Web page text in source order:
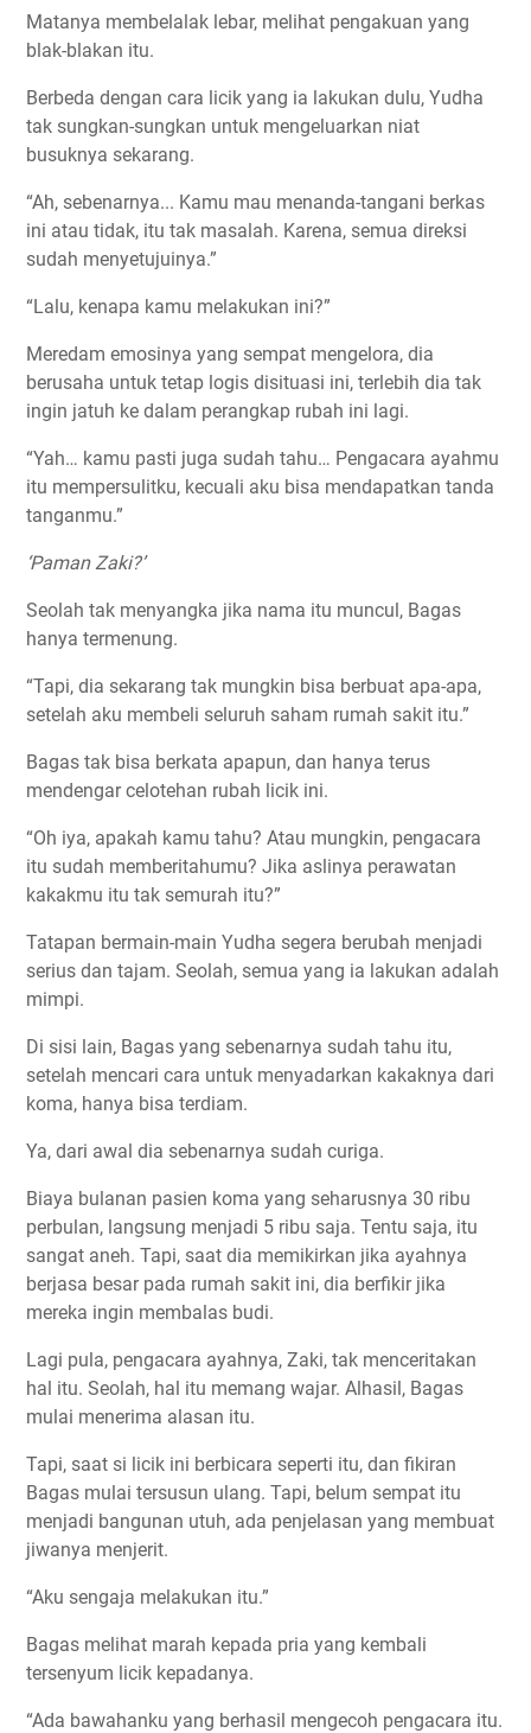
Matanya membelalak lebar, melihat pengakuan yang
blak-blakan itu.
Berbeda dengan cara licik yang ia lakukan dulu, Yudha
tak sungkan-sungkan untuk mengeluarkan niat
busuknya sekarang.
“Ah, sebenarnya... Kamu mau menanda-tangani berkas
ini atau tidak, itu tak masalah. Karena, semua direksi
sudah menyetujuinya.”
“Lalu, kenapa kamu melakukan ini?”
Meredam emosinya yang sempat mengelora, dia
berusaha untuk tetap logis disituasi ini, terlebih dia tak
ingin jatuh ke dalam perangkap rubah ini lagi.
“Yah… kamu pasti juga sudah tahu… Pengacara ayahmu
itu mempersulitku, kecuali aku bisa mendapatkan tanda
tanganmu.”
‘Paman Zaki?’
Seolah tak menyangka jika nama itu muncul, Bagas
hanya termenung.
“Tapi, dia sekarang tak mungkin bisa berbuat apa-apa,
setelah aku membeli seluruh saham rumah sakit itu.”
Bagas tak bisa berkata apapun, dan hanya terus
mendengar celotehan rubah licik ini.
“Oh iya, apakah kamu tahu? Atau mungkin, pengacara
itu sudah memberitahumu? Jika aslinya perawatan
kakakmu itu tak semurah itu?”
Tatapan bermain-main Yudha segera berubah menjadi
serius dan tajam. Seolah, semua yang ia lakukan adalah
mimpi.
Di sisi lain, Bagas yang sebenarnya sudah tahu itu,
setelah mencari cara untuk menyadarkan kakaknya dari
koma, hanya bisa terdiam.
Ya, dari awal dia sebenarnya sudah curiga.
Biaya bulanan pasien koma yang seharusnya 30 ribu
perbulan, langsung menjadi 5 ribu saja. Tentu saja, itu
sangat aneh. Tapi, saat dia memikirkan jika ayahnya
berjasa besar pada rumah sakit ini, dia berfikir jika
mereka ingin membalas budi.
Lagi pula, pengacara ayahnya, Zaki, tak menceritakan
hal itu. Seolah, hal itu memang wajar. Alhasil, Bagas
mulai menerima alasan itu.
Tapi, saat si licik ini berbicara seperti itu, dan fikiran
Bagas mulai tersusun ulang. Tapi, belum sempat itu
menjadi bangunan utuh, ada penjelasan yang membuat
jiwanya menjerit.
“Aku sengaja melakukan itu.”
Bagas melihat marah kepada pria yang kembali
tersenyum licik kepadanya.
“Ada bawahanku yang berhasil mengecoh pengacara itu.